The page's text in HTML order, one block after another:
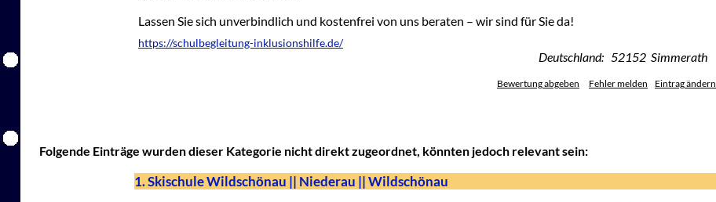
Lassen Sie sich unverbindlich und kostenfrei von uns beraten – wir sind für Sie da!
https://schulbegleitung-inklusionshilfe.de/
Deutschland: 52152 Simmerath
Bewertung abgeben Fehler melden Eintrag ändern
Folgende Einträge wurden dieser Kategorie nicht direkt zugeordnet, könnten jedoch relevant sein:
1. Skischule Wildschönau || Niederau || Wildschönau